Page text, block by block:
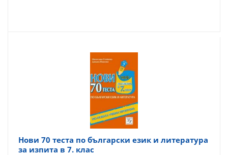
Нови 70 теста по български език и литература
за изпита в 7. клас